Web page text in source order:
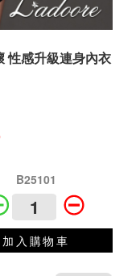
性感升級連身內衣
B25101
加入購物車